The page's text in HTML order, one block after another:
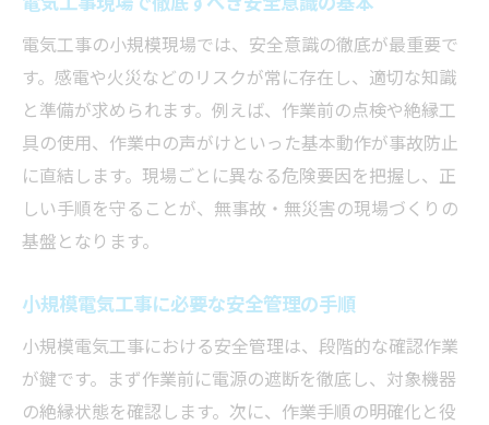
小規模現場で役立つ電気工事資格の種類
電気工事士試験の難易度と合格のコツ
資格取得後に広がる電気工事の仕事範囲
電気工事業界で勝ち組を目指すキャリア戦
略
資格なしでできる電気工事の範囲を解説
電気工事資格なしで認められる作業範囲
電気工事士法に基づく無資格作業の注意点
資格なしで行える電気工事の実例紹介
電気工事士でなければできない作業とは
電気工事の小規模現場では、安全意識の徹底が最重要で
す。感電や火災などのリスクが常に存在し、適切な知識
と準備が求められます。例えば、作業前の点検や絶縁工
具の使用、作業中の声がけといった基本動作が事故防止
に直結します。現場ごとに異なる危険要因を把握し、正
しい手順を守ることが、無事故・無災害の現場づくりの
基盤となります。
小規模電気工事に必要な安全管理の手順
小規模電気工事における安全管理は、段階的な確認作業
が鍵です。まず作業前に電源の遮断を徹底し、対象機器
の絶縁状態を確認します。次に、作業手順の明確化と役